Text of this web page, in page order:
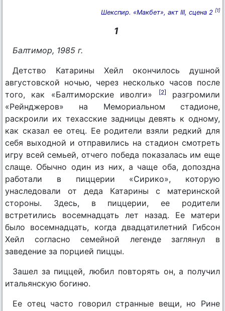
Шекспир. «Макбет», акт III, сцена 2 [1]
1
Балтимор, 1985 г.
Детство Катарины Хейл окончилось душной
августовской ночью, через несколько часов после
того, как «Балтиморские иволги»
[2]
разгромили
«Рейнджеров» на Мемориальном стадионе,
раскроили их техасские задницы девять к одному,
как сказал ее отец. Ее родители взяли редкий для
себя выходной и отправились на стадион смотреть
игру всей семьей, отчего победа показалась им еще
слаще. Обычно один из них, а чаще оба, допоздна
работали в пиццерии «Сирико», которую
унаследовали от деда Катарины с материнской
стороны. Здесь, в пиццерии, ее родители
встретились восемнадцать лет назад. Ее матери
было восемнадцать, когда двадцатилетний Гибсон
Хейл согласно семейной легенде заглянул в
заведение за порцией пиццы.
Зашел за пиццей, любил повторять он, а получил
итальянскую богиню.
Ее отец часто говорил странные вещи, но Рине